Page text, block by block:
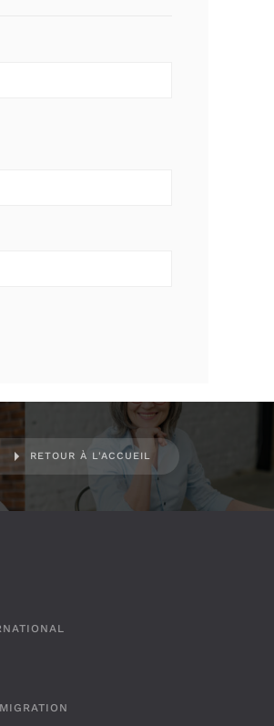
RETOUR À L'ACCUEIL